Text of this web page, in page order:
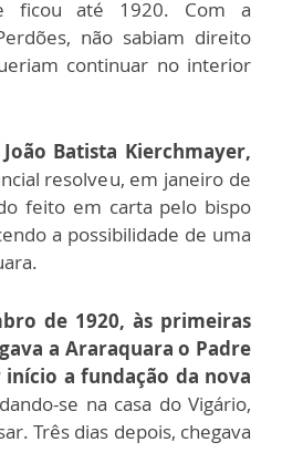
ficou até 1920. Com a
não sabiam direito
continuar no interior
Batista Kierchmayer,
resolveu, em janeiro de
feito em carta pelo bispo
a possibilidade de uma
de 1920, às primeiras
a Araraquara o Padre
início a fundação da nova
se na casa do Vigário,
Três dias depois, chegava